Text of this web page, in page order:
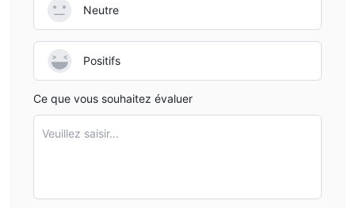
Neutre
Positifs
Ce que vous souhaitez évaluer
Veuillez saisir...